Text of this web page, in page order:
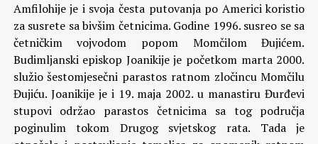
Amfilohije je i svoja česta putovanja po Americi koristio
za susrete sa bivšim četnicima. Godine 1996. susreo se sa
četničkim vojvodom popom Momčilom Đujićem.
Budimljanski episkop Joanikije je početkom marta 2000.
služio šestomjesečni parastos ratnom zločincu Momčilu
Đujiću. Joanikije je i 19. maja 2002. u manastiru Đurđevi
stupovi održao parastos četnicima sa tog područja
poginulim tokom Drugog svjetskog rata. Tada je